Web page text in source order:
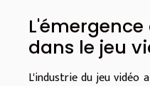
dans le jeu
L'industrie du jeu vidéo